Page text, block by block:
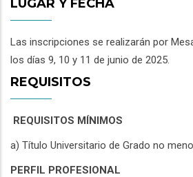
LUGAR Y FECHA
Las inscripciones se realizarán por
los días 9, 10 y 11 de junio de 2025.
REQUISITOS
REQUISITOS MÍNIMOS
a) Título Universitario de Grado no
PERFIL PROFESIONAL